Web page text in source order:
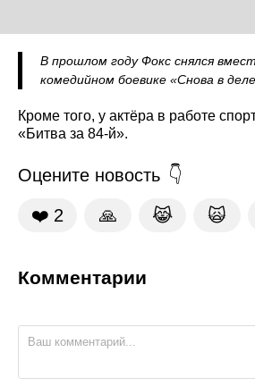
В прошлом году Фокс снялся
комедийном боевике «Снова в
Кроме того, у актёра в работе
«Битва за 84-й».
Оцените новость
❤️ 2 🙏 😹 🙀
Комментарии